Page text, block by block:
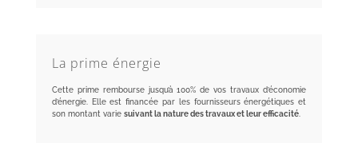
La prime énergie
Cette prime rembourse jusqu’à 100% de vos travaux d’économie
d’énergie. Elle est financée par les fournisseurs énergétiques et
son montant varie suivant la nature des travaux et leur efficacité.